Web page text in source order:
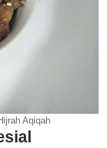
Aqiqah